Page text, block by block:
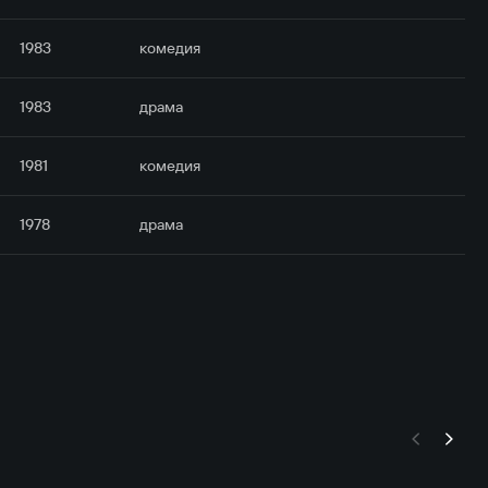
1983 комедия
1983 драма
1981 комедия
1978 драма